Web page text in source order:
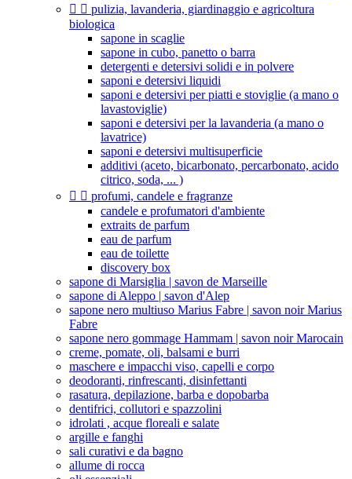
  pulizia, lavanderia, giardinaggio e agricoltura
biologica
sapone in scaglie
sapone in cubo, panetto o barra
detergenti e detersivi solidi e in polvere
saponi e detersivi liquidi
saponi e detersivi per piatti e stoviglie (a mano o
lavastoviglie)
saponi e detersivi per la lavanderia (a mano o
lavatrice)
saponi e detersivi multisuperficie
additivi (aceto, bicarbonato, percarbonato, acido
citrico, soda, ... )
  profumi, candele e fragranze
candele e profumatori d'ambiente
extraits de parfum
eau de parfum
eau de toilette
discovery box
sapone di Marsiglia | savon de Marseille
sapone di Aleppo | savon d'Alep
sapone nero multiuso Marius Fabre | savon noir Marius
Fabre
sapone nero gommage Hammam | savon noir Marocain
creme, pomate, oli, balsami e burri
maschere e impacchi viso, capelli e corpo
deodoranti, rinfrescanti, disinfettanti
rasatura, depilazione, barba e dopobarba
dentifrici, collutori e spazzolini
idrolati , acque floreali e salate
argille e fanghi
sali curativi e da bagno
allume di rocca